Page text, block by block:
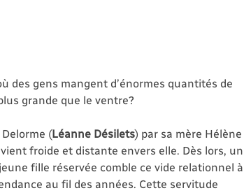
des gens mangent d’énormes quantités de
grande que le ventre?
(Léanne Désilets) par sa mère Hélène
froide et distante envers elle. Dès lors, un
fille réservée comble ce vide relationnel à
au fil des années. Cette servitude